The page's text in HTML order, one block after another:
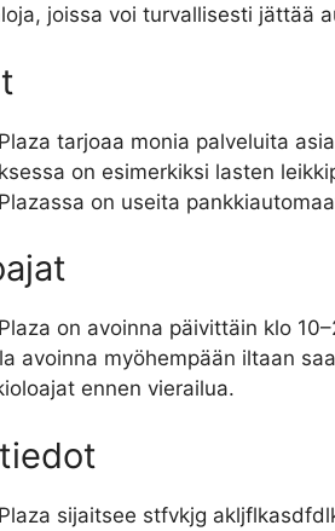
joissa voi turvallisesti jättää
tarjoaa monia palveluita
on esimerkiksi lasten
on useita
on avoinna päivittäin klo
avoinna myöhempään iltaan
ennen vierailua.
sijaitsee stfvkjg